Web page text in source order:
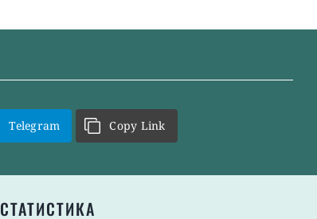
Telegram Copy Link
СТАТИСТИКА